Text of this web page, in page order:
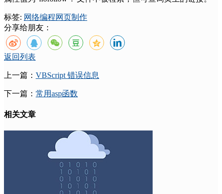
标签: 网络编程网页制作
分享给朋友：
返回列表
上一篇： VBScript 错误信息
下一篇： 常用asp函数
相关文章